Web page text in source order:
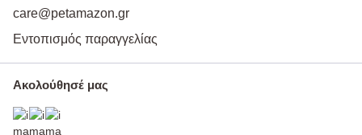
care@petamazon.gr
Εντοπισμός παραγγελίας
Ακολούθησέ μας